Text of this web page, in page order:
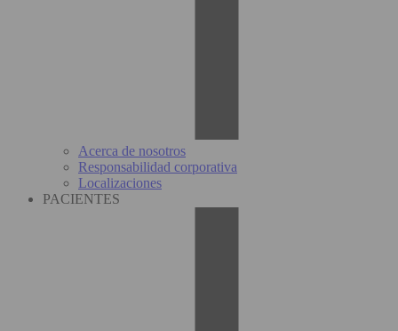
Acerca de nosotros
Responsabilidad corporativa
Localizaciones
PACIENTES